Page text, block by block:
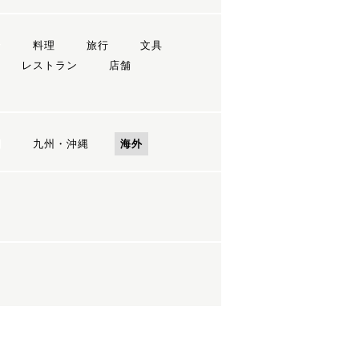
料理 旅行
文具
レストラン
店舗
九州・沖縄 海外